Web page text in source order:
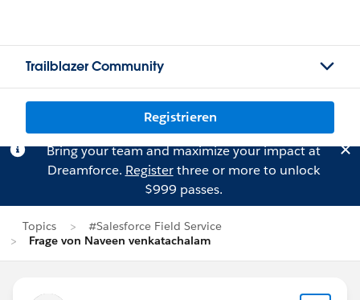
Trailblazer Community
Registrieren
Bring your team and maximize your impact at
Dreamforce. Registerthree or more to unlock
$999 passes.
Topics
#Salesforce Field Service
Frage von Naveen venkatachalam